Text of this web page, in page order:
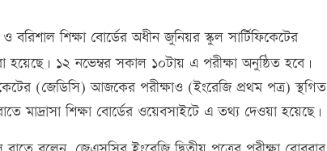
বরিশাল শিক্ষা বোর্ডের অধীন জুনিয়র স্কুল সার্টিফিকেটের
হয়েছে। ১২ নভেম্বর সকাল ১০টায় এ পরীক্ষা অনুষ্ঠিত হবে।
(জেডিসি) আজকের পরীক্ষাও (ইংরেজি প্রথম পত্র) স্থগিত
মাদ্রাসা শিক্ষা বোর্ডের ওয়েবসাইটে এ তথ্য দেওয়া হয়েছে।